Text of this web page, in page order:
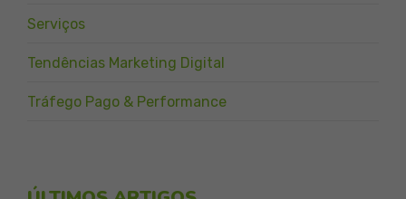
Serviços
Tendências Marketing Digital
Tráfego Pago & Performance